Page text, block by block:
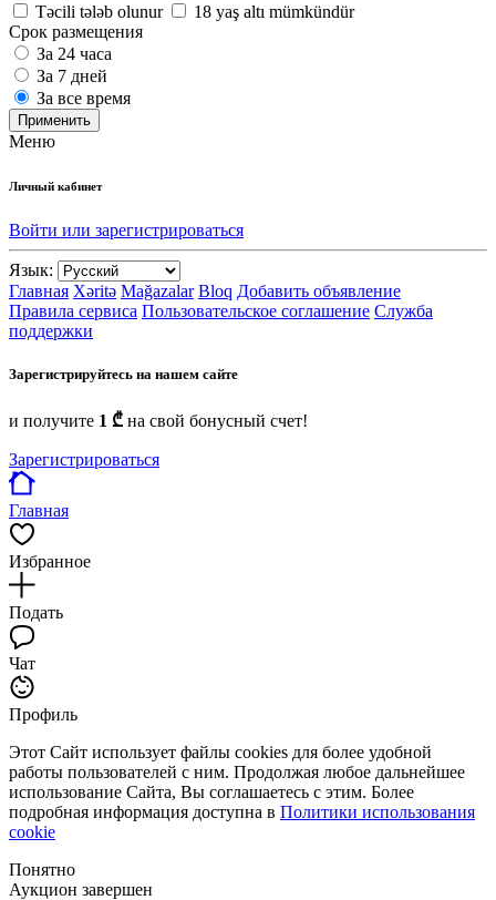
Təcili tələb olunur
18 yaş altı mümkündür
Срок размещения
За 24 часа
За 7 дней
За все время
Применить
Меню
Личный кабинет
Войти или зарегистрироваться
Язык:
Главная Xəritə Mağazalar Bloq Добавить объявление
Правила сервиса Пользовательское соглашение Служба
поддержки
Зарегистрируйтесь на нашем сайте
и получите 1 ₾ на свой бонусный счет!
Зарегистрироваться
Главная
Избранное
Подать
Чат
Профиль
Этот Сайт использует файлы cookies для более удобной
работы пользователей с ним. Продолжая любое дальнейшее
использование Сайта, Вы соглашаетесь с этим. Более
подробная информация доступна в Политики использования
cookie
Понятно
Аукцион завершен